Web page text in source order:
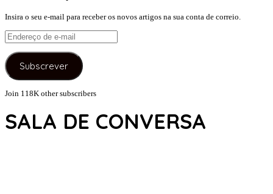
Insira o seu e-mail para receber os novos artigos na sua conta de correio.
Endereço
de
e-
mail
Subscrever
Join 118K other subscribers
SALA DE CONVERSA